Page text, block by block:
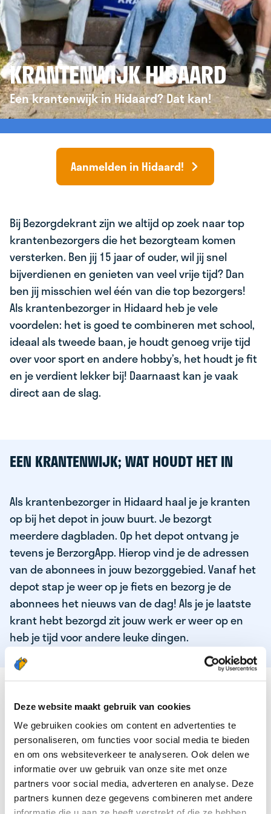
Deze website maakt gebruik van cookies
We gebruiken cookies om content en advertenties te
personaliseren, om functies voor social media te bieden
en om ons websiteverkeer te analyseren. Ook delen we
informatie over uw gebruik van onze site met onze
partners voor social media, adverteren en analyse. Deze
partners kunnen deze gegevens combineren met andere
KRANTENWIJK HIDAARD
Een krantenwijk in Hidaard? Dat kan!
Aanmelden in Hidaard!
Bij Bezorgdekrant zijn we altijd op zoek naar top
krantenbezorgers die het bezorgteam komen
versterken. Ben jij 15 jaar of ouder, wil jij snel
bijverdienen en genieten van veel vrije tijd? Dan
ben jij misschien wel één van die top bezorgers!
Als krantenbezorger in Hidaard heb je vele
voordelen: het is goed te combineren met school,
ideaal als tweede baan, je houdt genoeg vrije tijd
over voor sport en andere hobby’s, het houdt je fit
en je verdient lekker bij! Daarnaast kan je vaak
direct aan de slag.
EEN KRANTENWIJK; WAT HOUDT HET IN
Als krantenbezorger in Hidaard haal je je kranten
op bij het depot in jouw buurt. Je bezorgt
meerdere dagbladen. Op het depot ontvang je
tevens je BerzorgApp. Hierop vind je de adressen
van de abonnees in jouw bezorggebied. Vanaf het
depot stap je weer op je fiets en bezorg je de
abonnees het nieuws van de dag! Als je je laatste
krant hebt bezorgd zit jouw werk er weer op en
heb je tijd voor andere leuke dingen.
DEZE KWALITEITEN HEEFT ONZE TOP
KRANTENBEZORGER
Je bent verantwoordelijk en zelfstandig
Je houdt van lekker bewegen in de frisse lucht
Je houdt vooral van fijn werk dat lekker bijverdient!
Je wordt blij van het bezorgen van het laatste nieuws